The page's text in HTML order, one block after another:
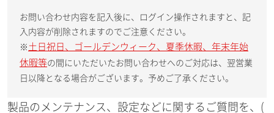
お問い合わせ内容を記入後に、ログイン操作されますと、記
入内容が削除されますのでご注意ください。
※ 土日祝日、ゴールデンウィーク、夏季休暇、年末年始
休暇等の間にいただいたお問い合わせへのご対応は、翌営業
日以降となる場合がございます。予めご了承ください。
製品のメンテナンス、設定などに関するご質問を、(